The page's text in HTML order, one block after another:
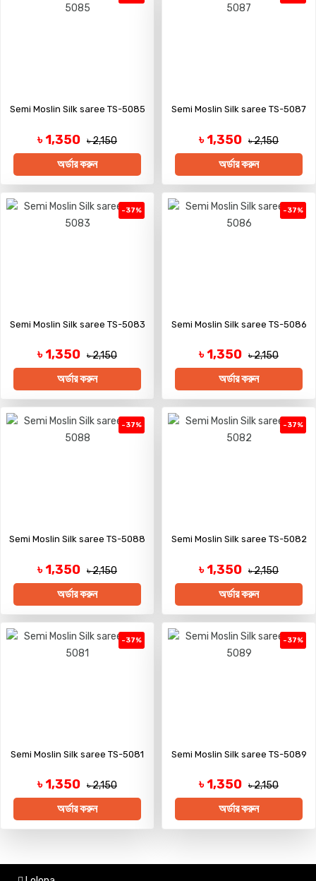
Semi Moslin Silk saree TS-5085
৳ 1,350 ৳ 2,150
অর্ডার করুন
Semi Moslin Silk saree TS-5087
৳ 1,350 ৳ 2,150
অর্ডার করুন
-37%
Semi Moslin Silk saree TS-5083
৳ 1,350 ৳ 2,150
অর্ডার করুন
-37%
Semi Moslin Silk saree TS-5086
৳ 1,350 ৳ 2,150
অর্ডার করুন
-37%
Semi Moslin Silk saree TS-5088
৳ 1,350 ৳ 2,150
অর্ডার করুন
-37%
Semi Moslin Silk saree TS-5082
৳ 1,350 ৳ 2,150
অর্ডার করুন
-37%
Semi Moslin Silk saree TS-5081
৳ 1,350 ৳ 2,150
অর্ডার করুন
-37%
Semi Moslin Silk saree TS-5089
৳ 1,350 ৳ 2,150
অর্ডার করুন